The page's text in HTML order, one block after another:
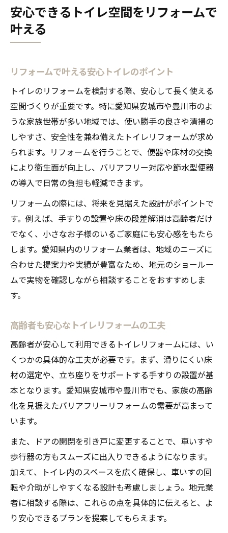
安心できるトイレ空間をリフォームで
叶える
リフォームで叶える安心トイレのポイント
トイレのリフォームを検討する際、安心して長く使える
空間づくりが重要です。特に愛知県安城市や豊川市のよ
うな家族世帯が多い地域では、使い勝手の良さや清掃の
しやすさ、安全性を兼ね備えたトイレリフォームが求め
られます。リフォームを行うことで、便器や床材の交換
により衛生面が向上し、バリアフリー対応や節水型便器
の導入で日常の負担も軽減できます。
リフォームの際には、将来を見据えた設計がポイントで
す。例えば、手すりの設置や床の段差解消は高齢者だけ
でなく、小さなお子様のいるご家庭にも安心感をもたら
します。愛知県内のリフォーム業者は、地域のニーズに
合わせた提案力や実績が豊富なため、地元のショールー
ムで実物を確認しながら相談することをおすすめしま
す。
高齢者も安心なトイレリフォームの工夫
高齢者が安心して利用できるトイレリフォームには、い
くつかの具体的な工夫が必要です。まず、滑りにくい床
材の選定や、立ち座りをサポートする手すりの設置が基
本となります。愛知県安城市や豊川市でも、家族の高齢
化を見据えたバリアフリーリフォームの需要が高まって
います。
また、ドアの開閉を引き戸に変更することで、車いすや
歩行器の方もスムーズに出入りできるようになります。
加えて、トイレ内のスペースを広く確保し、車いすの回
転や介助がしやすくなる設計も考慮しましょう。地元業
者に相談する際は、これらの点を具体的に伝えると、よ
り安心できるプランを提案してもらえます。